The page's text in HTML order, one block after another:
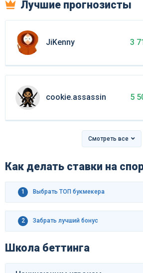
Лучшие прогнозисты
JiKenny 3
cookie.assassin 5
Смотреть все
Как делать ставки на
1 Выбрать ТОП букмекера
2 Забрать лучший бонус
Школа беттинга